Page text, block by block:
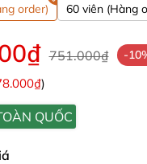
order)
60 viên (Hàng
751.000₫ -
)
QUỐC